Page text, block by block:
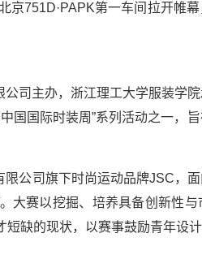
京751D·PAPK第一车间拉开帷
司主办，浙江理工大学服装学
国国际时装周”系列活动之一，
公司旗下时尚运动品牌JSC，
大赛以挖掘、培养具备创新性
缺的现状，以赛事鼓励青年设